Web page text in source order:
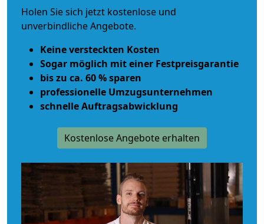
Holen Sie sich jetzt kostenlose und
unverbindliche Angebote.
Keine versteckten Kosten
Sogar möglich mit einer Festpreisgarantie
bis zu ca. 60 % sparen
professionelle Umzugsunternehmen
schnelle Auftragsabwicklung
Kostenlose Angebote erhalten